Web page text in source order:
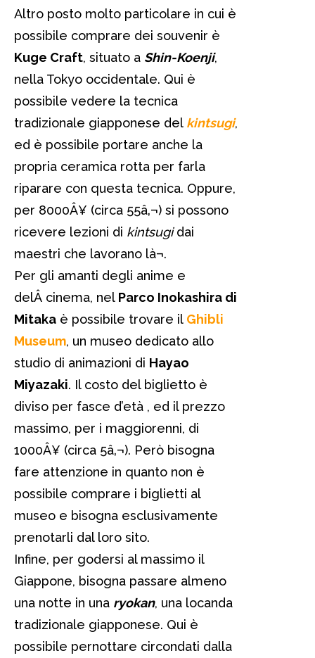
Altro posto molto particolare in cui è
possibile comprare dei souvenir è
Kuge Craft, situato a Shin-Koenji,
nella Tokyo occidentale. Qui è
possibile vedere la tecnica
tradizionale giapponese del kintsugi,
ed è possibile portare anche la
propria ceramica rotta per farla
riparare con questa tecnica. Oppure,
per 8000Â¥ (circa 55â‚¬) si possono
ricevere lezioni di kintsugidai
maestri che lavorano là¬.
Per gli amanti degli anime e
delÂ cinema, nel Parco Inokashira di
Mitaka è possibile trovare il Ghibli
Museum, un museo dedicato allo
studio di animazioni di Hayao
Miyazaki. Il costo del biglietto è
diviso per fasce d’età , ed il prezzo
massimo, per i maggiorenni, di
1000Â¥ (circa 5â‚¬). Però bisogna
fare attenzione in quanto non è
possibile comprare i biglietti al
museo e bisogna esclusivamente
prenotarli dal loro sito.
Infine, per godersi al massimo il
Giappone, bisogna passare almeno
una notte in una ryokan, una locanda
tradizionale giapponese. Qui è
possibile pernottare circondati dalla